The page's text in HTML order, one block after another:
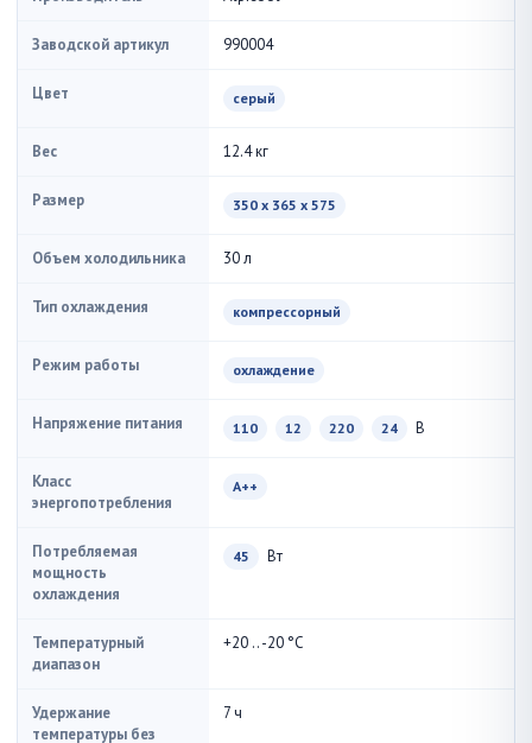
Заводской артикул 990004
Цвет серый
Вес 12.4 кг
Размер 350 x 365 x 575
Объем холодильника 30 л
Тип охлаждения компрессорный
Режим работы охлаждение
Напряжение питания 110 12 220 24 В
Класс
энергопотребления
A++
Потребляемая
мощность
охлаждения
45 Вт
Температурный
диапазон
+20 .. -20 °С
Удержание
температуры без
7 ч